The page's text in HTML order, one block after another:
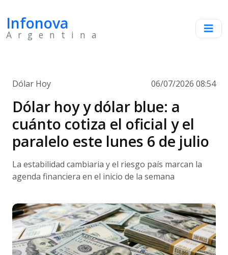
Infonova
Argentina
Dólar Hoy 06/07/2026 08:54
Dólar hoy y dólar blue: a
cuánto cotiza el oficial y el
paralelo este lunes 6 de julio
La estabilidad cambiaria y el riesgo país marcan la
agenda financiera en el inicio de la semana